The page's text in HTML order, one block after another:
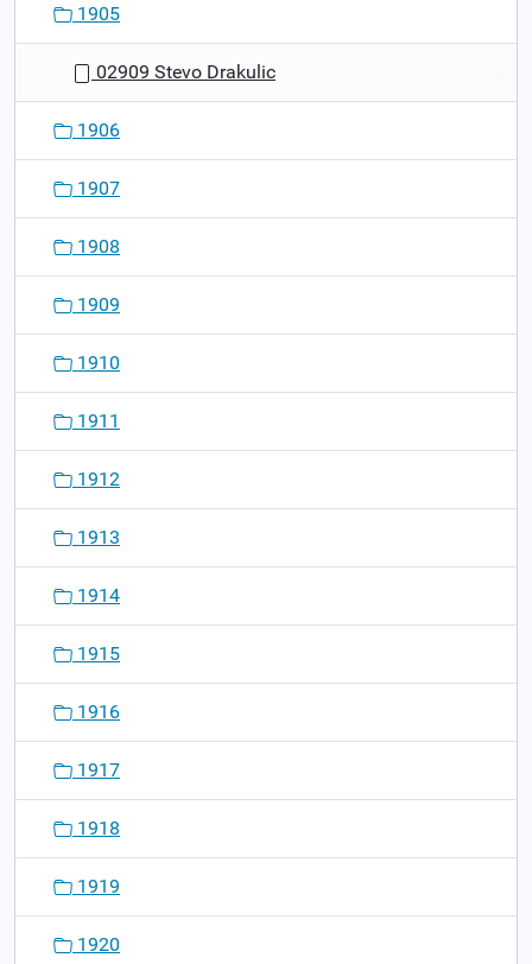
1905
02909 Stevo Drakulic
1906
1907
1908
1909
1910
1911
1912
1913
1914
1915
1916
1917
1918
1919
1920